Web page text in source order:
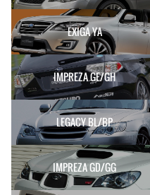
EXIGA YA
IMPREZA GE/GH
LEGACY BL/BP
IMPREZA GD/GG